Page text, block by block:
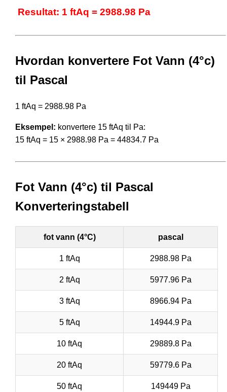
Resultat: 1 ftAq = 2988.98 Pa
Hvordan konvertere Fot Vann (4°c)
til Pascal
1 ftAq = 2988.98 Pa
Eksempel: konvertere 15 ftAq til Pa:
15 ftAq = 15 × 2988.98 Pa = 44834.7 Pa
Fot Vann (4°c) til Pascal
Konverteringstabell
fot vann (4°C) pascal
1 ftAq 2988.98 Pa
2 ftAq 5977.96 Pa
3 ftAq 8966.94 Pa
5 ftAq 14944.9 Pa
10 ftAq 29889.8 Pa
20 ftAq 59779.6 Pa
50 ftAq 149449 Pa